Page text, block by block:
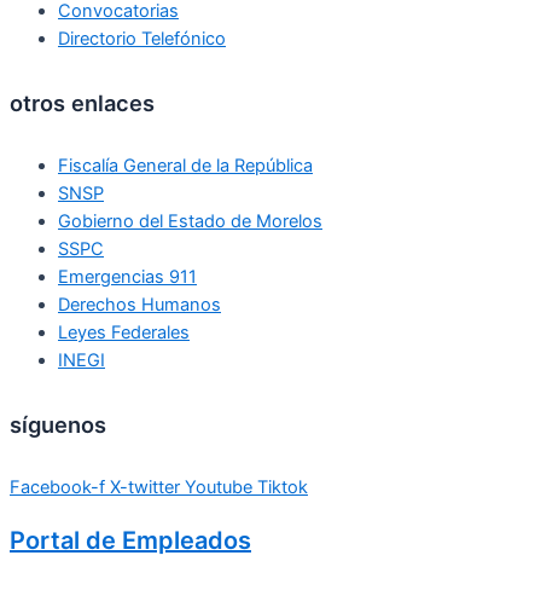
Convocatorias
Directorio Telefónico
otros enlaces
Fiscalía General de la República
SNSP
Gobierno del Estado de Morelos
SSPC
Emergencias 911
Derechos Humanos
Leyes Federales
INEGI
síguenos
Facebook-f X-twitter Youtube Tiktok
Portal de Empleados